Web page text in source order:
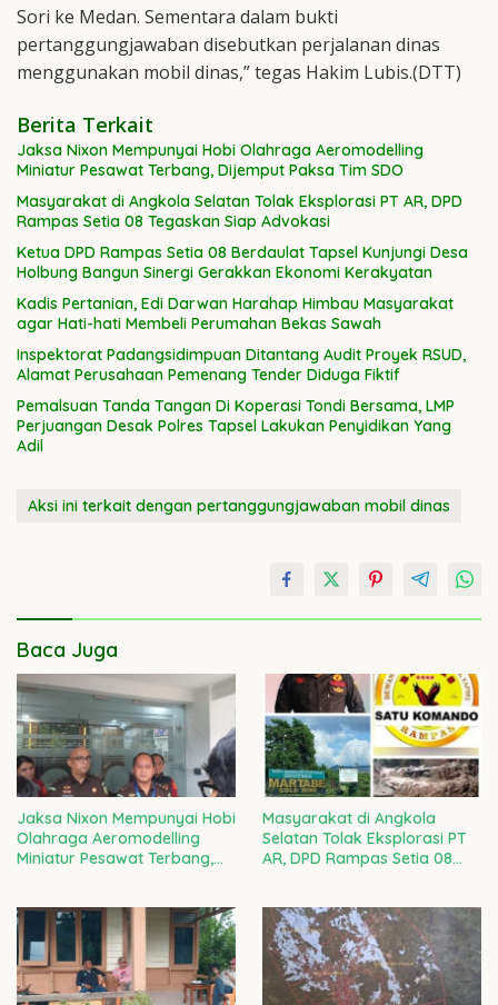
Sori ke Medan. Sementara dalam bukti
pertanggungjawaban disebutkan perjalanan dinas
menggunakan mobil dinas,” tegas Hakim Lubis.(DTT)
Berita Terkait
Jaksa Nixon Mempunyai Hobi Olahraga Aeromodelling
Miniatur Pesawat Terbang, Dijemput Paksa Tim SDO
Masyarakat di Angkola Selatan Tolak Eksplorasi PT AR, DPD
Rampas Setia 08 Tegaskan Siap Advokasi
Ketua DPD Rampas Setia 08 Berdaulat Tapsel Kunjungi Desa
Holbung Bangun Sinergi Gerakkan Ekonomi Kerakyatan
Kadis Pertanian, Edi Darwan Harahap Himbau Masyarakat
agar Hati-hati Membeli Perumahan Bekas Sawah
Inspektorat Padangsidimpuan Ditantang Audit Proyek RSUD,
Alamat Perusahaan Pemenang Tender Diduga Fiktif
Pemalsuan Tanda Tangan Di Koperasi Tondi Bersama, LMP
Perjuangan Desak Polres Tapsel Lakukan Penyidikan Yang
Adil
Aksi ini terkait dengan pertanggungjawaban mobil dinas
Baca Juga
Jaksa Nixon Mempunyai Hobi
Olahraga Aeromodelling
Miniatur Pesawat Terbang,
Masyarakat di Angkola
Selatan Tolak Eksplorasi PT
AR, DPD Rampas Setia 08